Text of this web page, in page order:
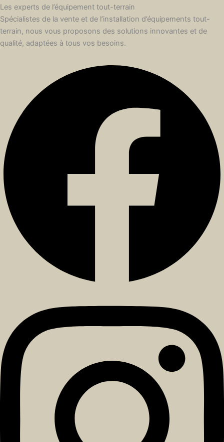
Les experts de l’équipement tout-terrain
Spécialistes de la vente et de l’installation d’équipements tout-
terrain, nous vous proposons des solutions innovantes et de
qualité, adaptées à tous vos besoins.